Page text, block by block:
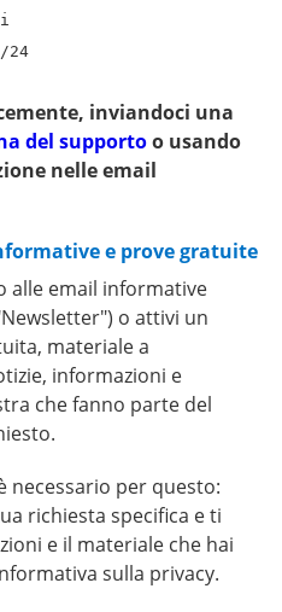
24
inviandoci una
del supportoo usando
nelle email
e prove gratuite
alle email informative
o attivi un
materiale a
informazioni e
che fanno parte del
necessario per questo:
richiesta specifica e ti
e il materiale che hai
sulla privacy.